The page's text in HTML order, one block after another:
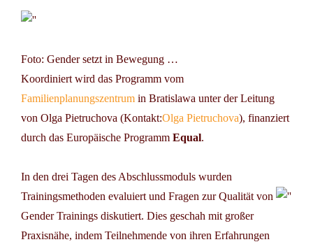
Foto: Gender setzt in Bewegung …
Koordiniert wird das Programm vom
Familienplanungszentrum in Bratislawa unter der Leitung
von Olga Pietruchova (Kontakt:Olga Pietruchova), finanziert
durch das Europäische Programm Equal.
In den drei Tagen des Abschlussmoduls wurden
Trainingsmethoden evaluiert und Fragen zur Qualität von
Gender Trainings diskutiert. Dies geschah mit großer
Praxisnähe, indem Teilnehmende von ihren Erfahrungen